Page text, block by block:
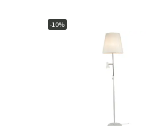
-10%